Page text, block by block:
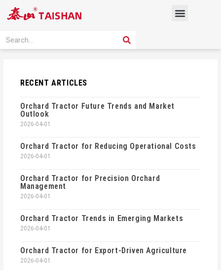
Menu
Search SEARCH
RECENT ARTICLES
Orchard Tractor Future Trends and Market
Outlook
2026-04-01
Orchard Tractor for Reducing Operational Costs
2026-04-01
Orchard Tractor for Precision Orchard
Management
2026-04-01
Orchard Tractor Trends in Emerging Markets
2026-04-01
Orchard Tractor for Export-Driven Agriculture
2026-04-01